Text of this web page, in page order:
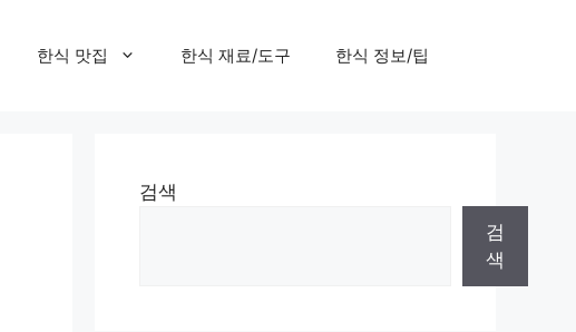
한식 맛집 한식 재료/도구 한식 정보/팁
검색
검
색